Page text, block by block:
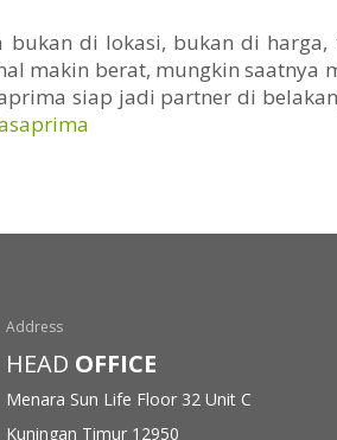
di lokasi, bukan di
makin berat, mungkin saatnya
siap jadi partner di
Address
HEAD OFFICE
Menara Sun Life Floor 32 Unit C
Kuningan Timur 12950